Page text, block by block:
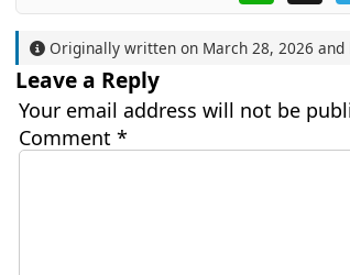
Originally written on March 28, 2026 and
Leave a Reply
Your email address will not be
Comment *